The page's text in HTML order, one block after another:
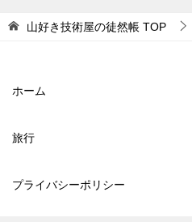
山好き技術屋の徒然帳 TOP
ホーム
旅行
プライバシーポリシー